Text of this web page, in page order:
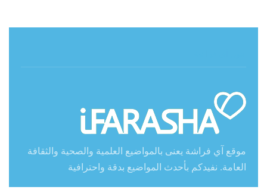
موقع آي فراشة يعنى بالمواضيع العلمية والصحية والثقافة
العامة. نفيدكم بأحدث المواضيع بدقة واحترافية